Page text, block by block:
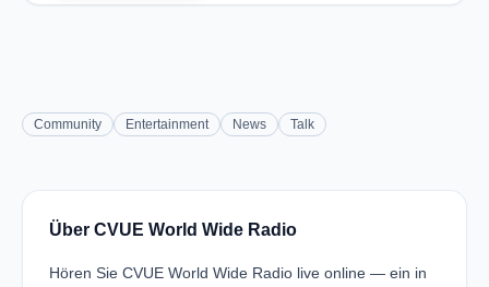
Community Entertainment News Talk
Über CVUE World Wide Radio
Hören Sie CVUE World Wide Radio live online — ein in